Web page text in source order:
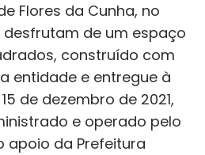
Flores da Cunha, no
desfrutam de um espaço
construído com
entidade e entregue à
de dezembro de 2021,
e operado pelo
apoio da Prefeitura